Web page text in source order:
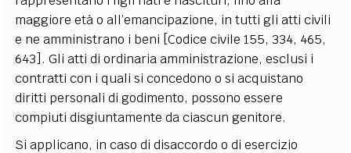
maggiore età o all’emancipazione, in tutti gli atti civili
e ne amministrano i beni [Codice civile 155, 334, 465,
643]. Gli atti di ordinaria amministrazione, esclusi i
contratti con i quali si concedono o si acquistano
diritti personali di godimento, possono essere
compiuti disgiuntamente da ciascun genitore.
Si applicano, in caso di disaccordo o di esercizio